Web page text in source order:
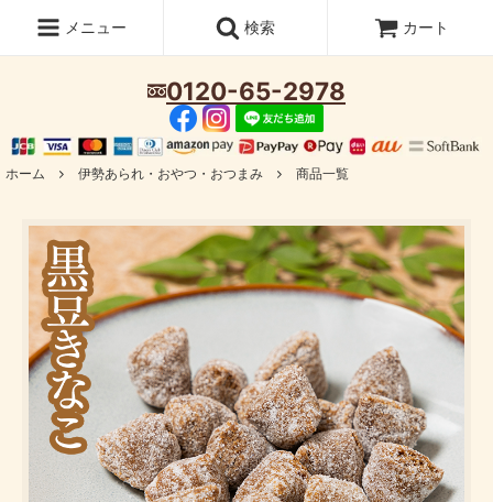
0120-65-2978
メニュー 検索 カート
ホーム 伊勢あられ・おやつ・おつまみ 商品一覧